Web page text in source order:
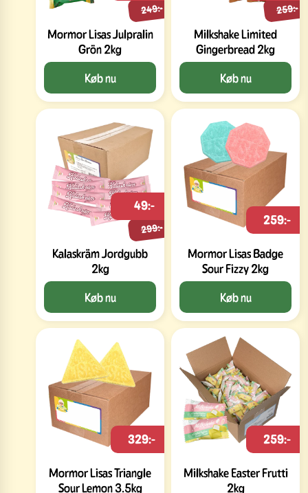
Mormor Lisas Julpralin
Grön 2kg
249:-
Køb nu
Milkshake Limited
Gingerbread 2kg
259:-
Køb nu
Kalaskräm Jordgubb
2kg
299:-
49:-
Køb nu
Mormor Lisas Badge
Sour Fizzy 2kg
259:-
Køb nu
Mormor Lisas Triangle
Sour Lemon 3.5kg
329:-
Milkshake Easter Frutti
2kg
259:-